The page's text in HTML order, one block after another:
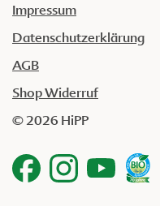
Impressum
Datenschutzerklärung
AGB
Shop Widerruf
© 2026 HiPP